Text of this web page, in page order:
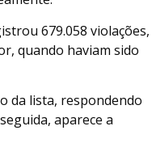
679.058 violações,
quando haviam sido
da lista, respondendo
aparece a